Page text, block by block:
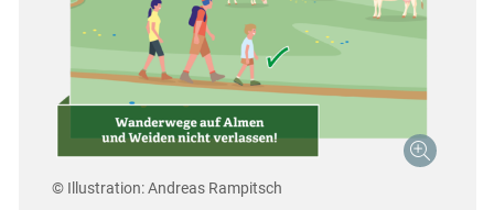
© Illustration: Andreas Rampitsch